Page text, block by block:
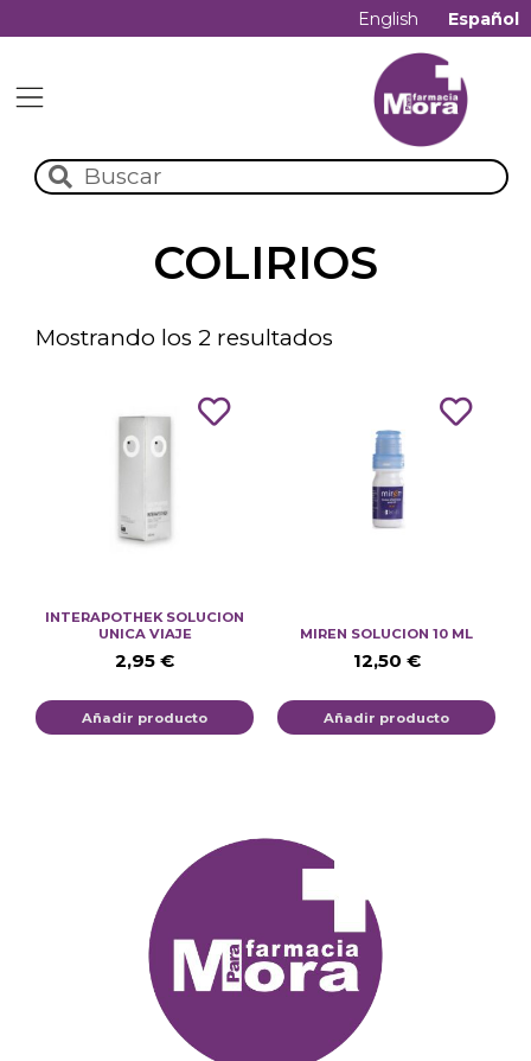
English Español
COLIRIOS
Mostrando los 2 resultados
INTERAPOTHEK SOLUCION
UNICA VIAJE
2,95 €
Añadir producto
MIREN SOLUCION 10 ML
12,50 €
Añadir producto